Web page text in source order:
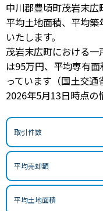
中川郡豊頃町茂岩末広
平均土地面積、平均
いたします。
茂岩末広町における一
は95万円、 平均専有
っています（国土交
2026年5月13日時点の
取引件数
平均売却額
平均土地面積